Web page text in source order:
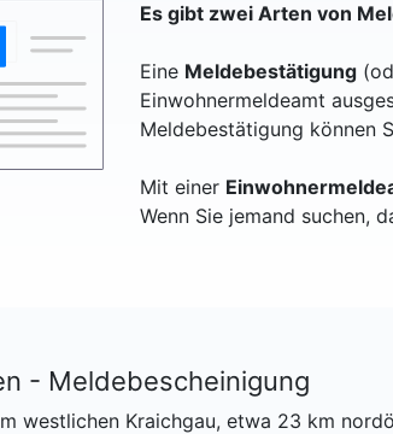
Es gibt zwei Arten von
Eine Meldebestätigung
Einwohnermeldeamt
Meldebestätigung können
Mit einer
Wenn Sie jemand suchen,
- Meldebescheinigung
westlichen Kraichgau, etwa 23 km